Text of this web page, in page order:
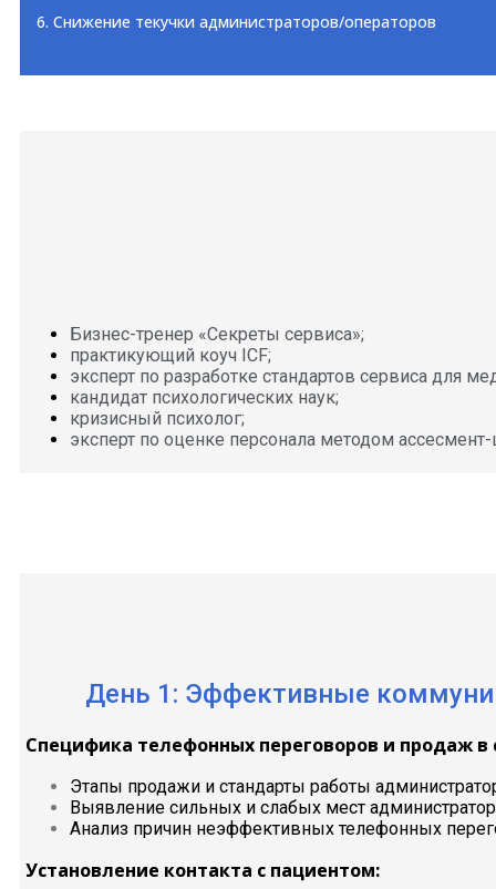
6. Снижение текучки администраторов/операторов
Бизнес-тренер «Секреты сервиса»;
практикующий коуч ICF;
эксперт по разработке стандартов сервиса для
кандидат психологических наук;
кризисный психолог;
эксперт по оценке персонала методом ассесмент-
День 1: Эффективные
Специфика телефонных переговоров и продаж
Этапы продажи и стандарты работы
Выявление сильных и слабых мест
Анализ причин неэффективных телефонных
Установление контакта с пациентом: